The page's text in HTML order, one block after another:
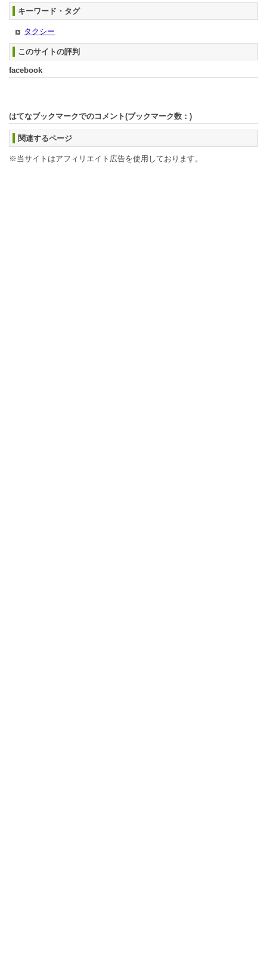
キーワード・タグ
タクシー
このサイトの評判
facebook
はてなブックマークでのコメント(ブックマーク数： )
関連するページ
※当サイトはアフィリエイト広告を使用しております。